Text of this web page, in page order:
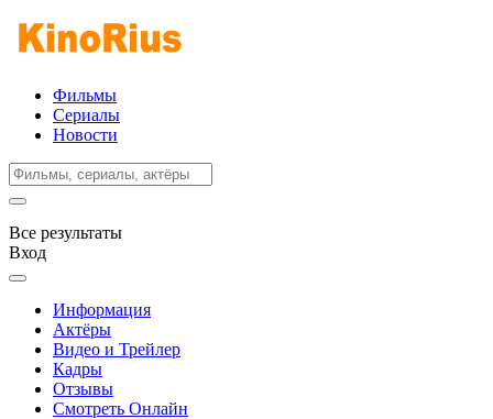
Фильмы
Сериалы
Новости
Все результаты
Вход
Информация
Актёры
Видео и Трейлер
Кадры
Отзывы
Смотреть Онлайн